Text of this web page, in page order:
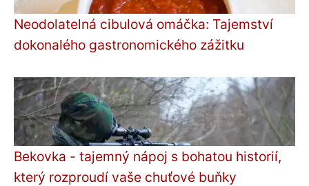
Neodolatelná cibulová omáčka: Tajemství
dokonalého gastronomického zážitku
Bekovka - tajemný nápoj s bohatou historií,
který rozproudí vaše chuťové buňky